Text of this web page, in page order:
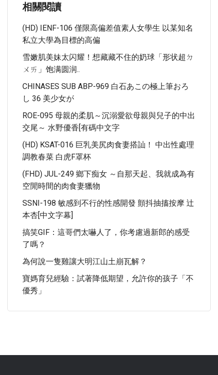
相關閱讀
(HD) IENF-106 僅限高偏差值素人女學生 以某知名
私立大學為目標的高偏
雪嫩肌美妹太闪耀！想藏藏不住的奶球「形状超ㄉ
ㄨㄞ」饱满圆润..
CHINASES SUB ABP-969 白石あこの極上筆おろ
し 36 美少女が
ROE-095 母親的柔肌～沉溺愛欲母親與兒子的中出
交尾～ 水野優香[有碼中文字
(HD) KSAT-016 巨乳美尻肉食妻搭訕！ 中出性處理
調教春菜 白虎F罩杯
(FHD) JUL-249 鄉下痴女 ～自那天起、我就成為有
空閒時間的肉食妻獵物
SSNI-198 敏感到不行的性感開發 顫抖抽搐按摩 辻
本杏[中文字幕]
搞笑GIF：這哥們太嚇人了，你考慮過新郎的感受
了嗎？
為何說一隻雞讓大明江山土崩瓦解？
寶媽育兒經驗：試著降低期望，允許你的孩子「不
優秀」